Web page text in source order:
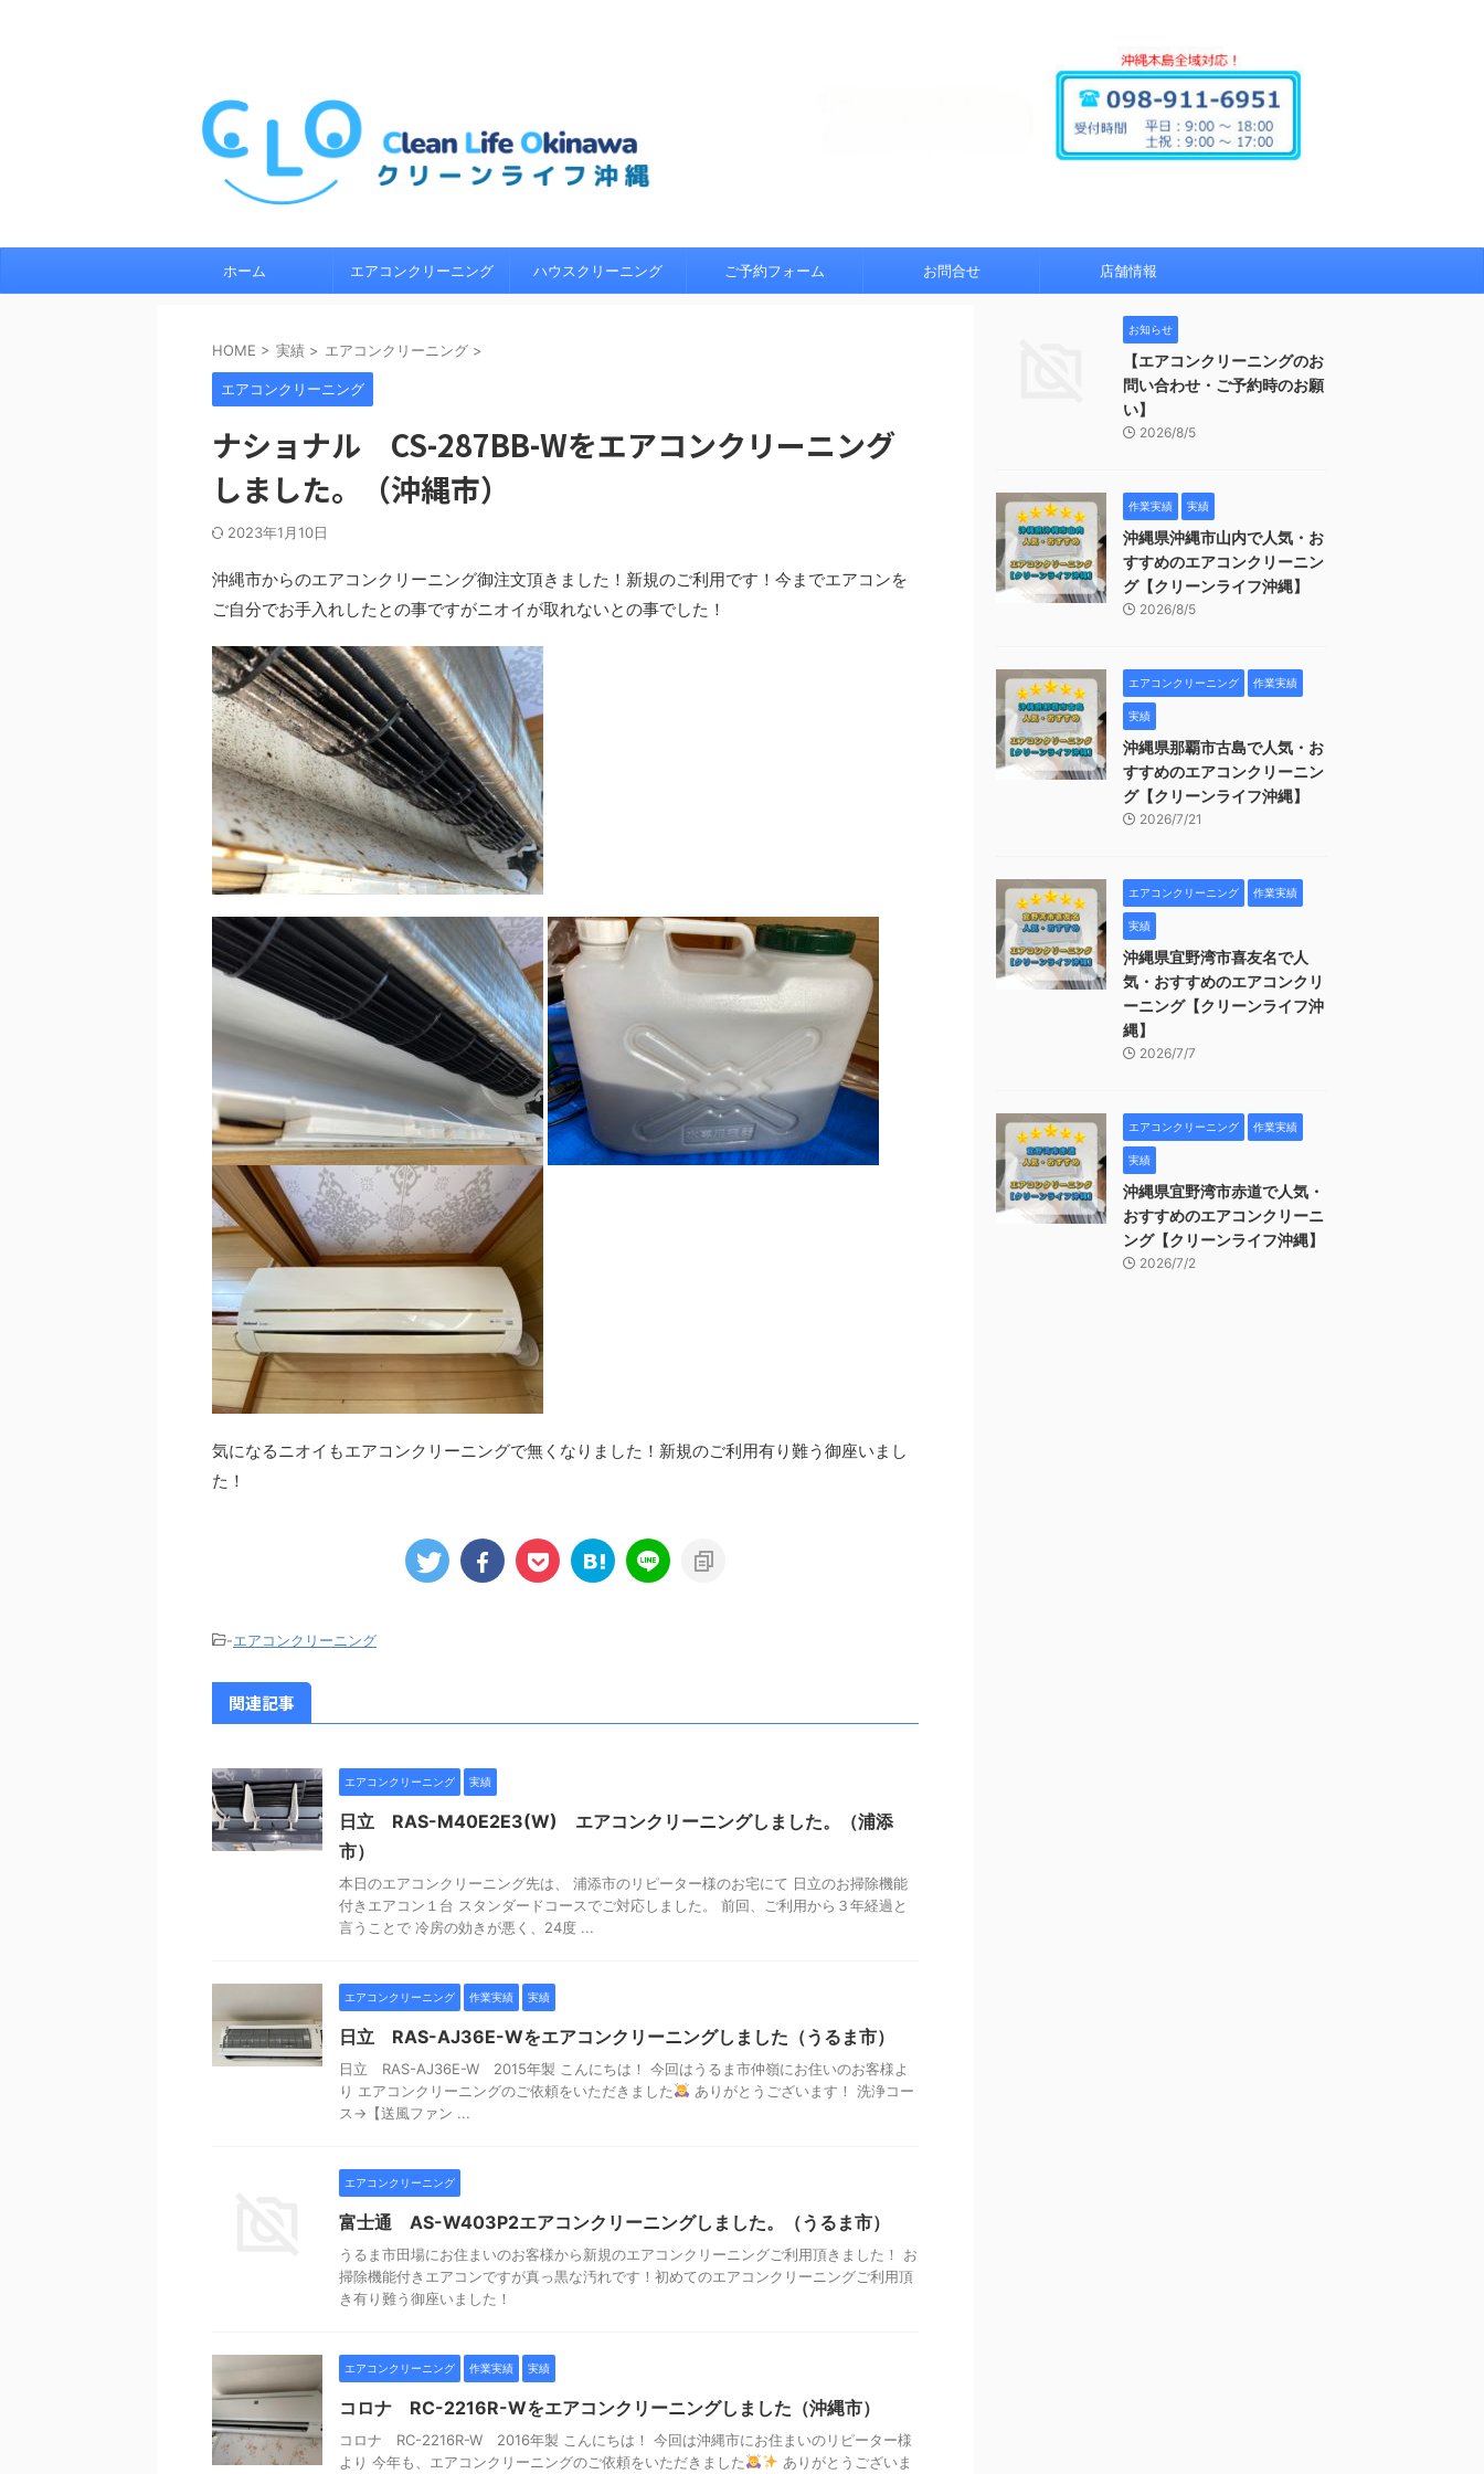
ホーム エアコンクリーニング ハウスクリーニング ご予約フォーム お問合せ 店舗情報
HOME > 実績 > エアコンクリーニング >
エアコンクリーニング
ナショナル CS-287BB-Wをエアコンクリーニング
しました。（沖縄市）
2023年1月10日
沖縄市からのエアコンクリーニング御注文頂きました！新規のご利用です！今までエアコンを
ご自分でお手入れしたとの事ですがニオイが取れないとの事でした！
気になるニオイもエアコンクリーニングで無くなりました！新規のご利用有り難う御座いまし
た！
-エアコンクリーニング
関連記事
エアコンクリーニング 実績
日立 RAS-M40E2E3(W) エアコンクリーニングしました。（浦添
市）
本日のエアコンクリーニング先は、 浦添市のリピーター様のお宅にて 日立のお掃除機能
付きエアコン１台 スタンダードコースでご対応しました。 前回、ご利用から３年経過と
言うことで 冷房の効きが悪く、24度 ...
エアコンクリーニング 作業実績 実績
日立 RAS-AJ36E-Wをエアコンクリーニングしました（うるま市）
日立 RAS-AJ36E-W 2015年製 こんにちは！ 今回はうるま市仲嶺にお住いのお客様よ
り エアコンクリーニングのご依頼をいただきました
ありがとうございます！ 洗浄コー
ス→【送風ファン ...
エアコンクリーニング
富士通 AS-W403P2エアコンクリーニングしました。（うるま市）
うるま市田場にお住まいのお客様から新規のエアコンクリーニングご利用頂きました！ お
掃除機能付きエアコンですが真っ黒な汚れです！初めてのエアコンクリーニングご利用頂
き有り難う御座いました！
エアコンクリーニング 作業実績 実績
コロナ RC-2216R-Wをエアコンクリーニングしました（沖縄市）
コロナ RC-2216R-W 2016年製 こんにちは！ 今回は沖縄市にお住まいのリピーター様
より 今年も、エアコンクリーニングのご依頼をいただきました
ありがとうございま
お知らせ
【エアコンクリーニングのお
問い合わせ・ご予約時のお願
い】
2026/8/5
作業実績 実績
沖縄県沖縄市山内で人気・お
すすめのエアコンクリーニン
グ【クリーンライフ沖縄】
2026/8/5
エアコンクリーニング 作業実績
実績
沖縄県那覇市古島で人気・お
すすめのエアコンクリーニン
グ【クリーンライフ沖縄】
2026/7/21
エアコンクリーニング 作業実績
実績
沖縄県宜野湾市喜友名で人
気・おすすめのエアコンクリ
ーニング【クリーンライフ沖
縄】
2026/7/7
エアコンクリーニング 作業実績
実績
沖縄県宜野湾市赤道で人気・
おすすめのエアコンクリーニ
ング【クリーンライフ沖縄】
2026/7/2